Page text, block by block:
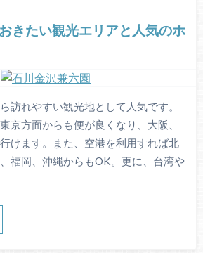
きたい観光エリアと人気のホ
訪れやすい観光地として人気です。
京方面からも便が良くなり、大阪、
けます。また、空港を利用すれば北
福岡、沖縄からもOK。更に、台湾や